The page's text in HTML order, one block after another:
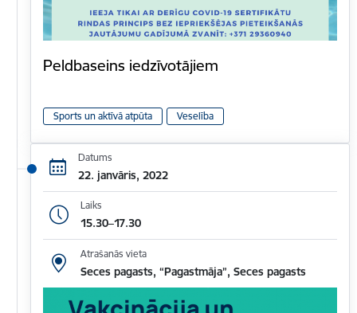
Peldbaseins iedzīvotājiem
Sports un aktīvā atpūta Veselība
Datums
22. janvāris, 2022
Laiks
15.30–17.30
Atrašanās vieta
Seces pagasts, “Pagastmāja”, Seces pagasts